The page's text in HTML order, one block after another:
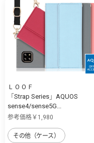
ＬＯＯＦ
「Strap Series」AQUOS
sense4/sense5G...
参考価格￥1,980
その他（ケース）